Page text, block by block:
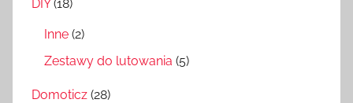
DIY(18)
Inne (2)
Zestawy do lutowania (5)
Domoticz (28)